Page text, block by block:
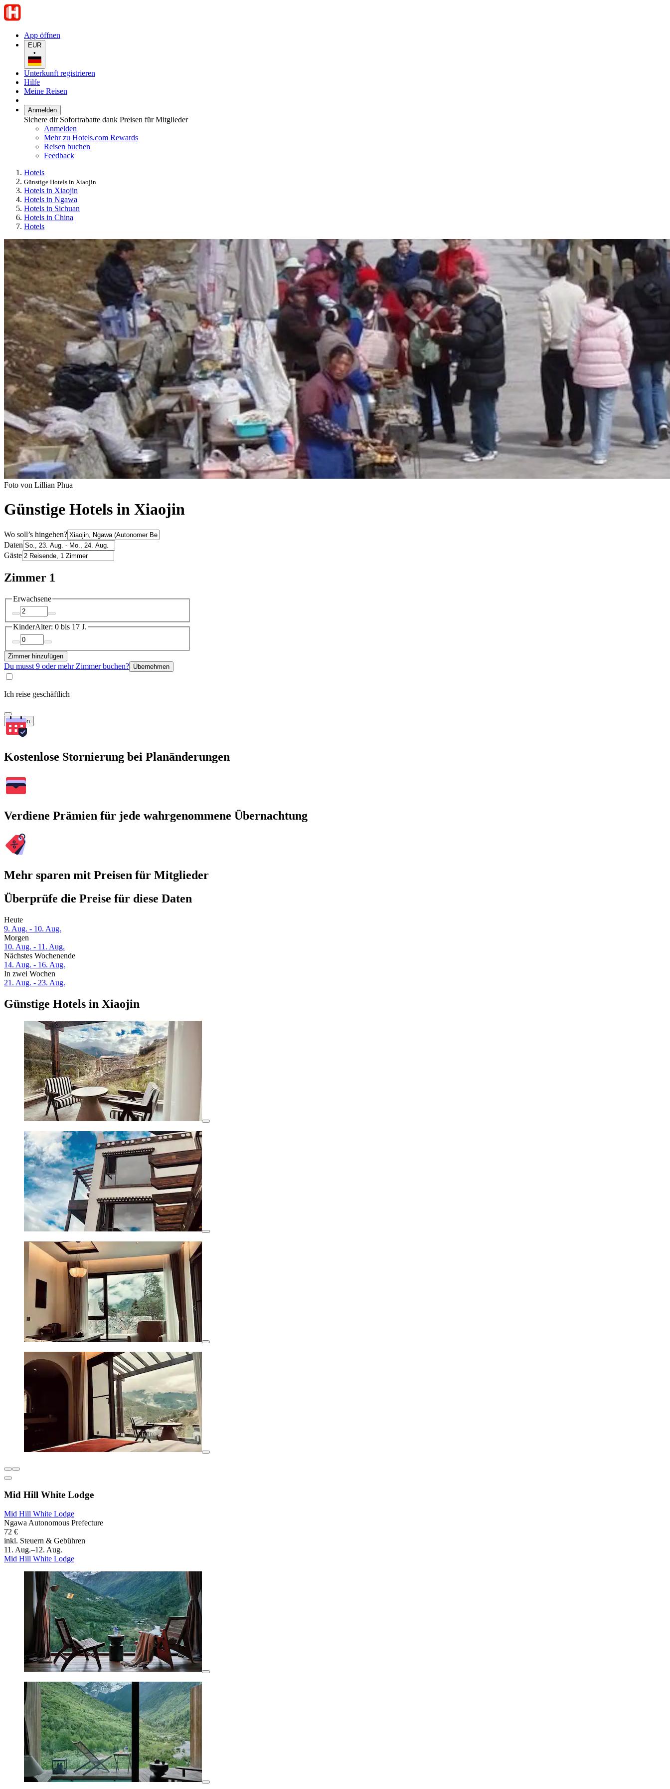
App öffnen
EUR
•
Unterkunft registrieren
Hilfe
Meine Reisen
Anmelden
Sichere dir Sofortrabatte dank Preisen für Mitglieder
Anmelden
Mehr zu Hotels.com Rewards
Reisen buchen
Feedback
Hotels
Günstige Hotels in Xiaojin
Hotels in Xiaojin
Hotels in Ngawa
Hotels in Sichuan
Hotels in China
Hotels
Foto von Lillian Phua
Günstige Hotels in Xiaojin
Wo soll’s hingehen?
Daten
Gäste
Zimmer 1
Erwachsene
KinderAlter: 0 bis 17 J.
Zimmer hinzufügen
Du musst 9 oder mehr Zimmer buchen? Übernehmen
Ich reise geschäftlich
Suchen
Kostenlose Stornierung bei Planänderungen
Verdiene Prämien für jede wahrgenommene Übernachtung
Mehr sparen mit Preisen für Mitglieder
Überprüfe die Preise für diese Daten
Heute
9. Aug. - 10. Aug.
Morgen
10. Aug. - 11. Aug.
Nächstes Wochenende
14. Aug. - 16. Aug.
In zwei Wochen
21. Aug. - 23. Aug.
Günstige Hotels in Xiaojin
Mid Hill White Lodge
Mid Hill White Lodge
Ngawa Autonomous Prefecture
72 €
inkl. Steuern & Gebühren
11. Aug.–12. Aug.
Mid Hill White Lodge